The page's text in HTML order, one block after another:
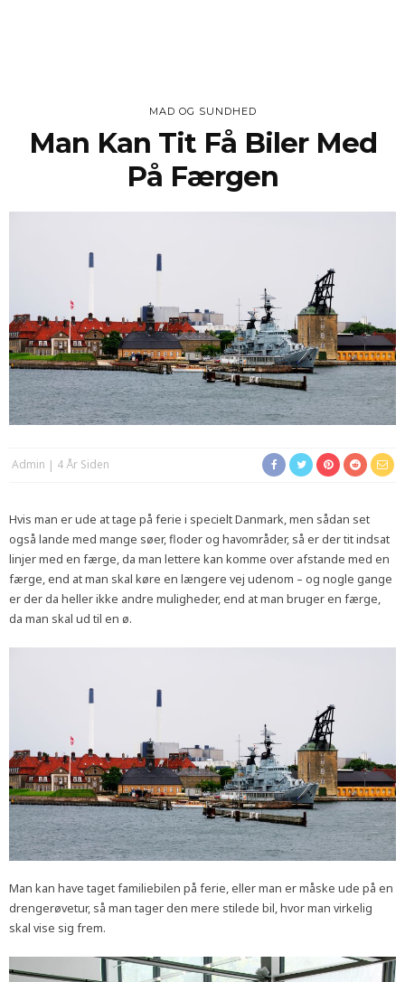
MAD OG SUNDHED
Man Kan Tit Få Biler Med
På Færgen
Admin 4 År Siden
Hvis man er ude at tage på ferie i specielt Danmark, men sådan set
også lande med mange søer, floder og havområder, så er der tit indsat
linjer med en færge, da man lettere kan komme over afstande med en
færge, end at man skal køre en længere vej udenom – og nogle gange
er der da heller ikke andre muligheder, end at man bruger en færge,
da man skal ud til en ø.
Man kan have taget familiebilen på ferie, eller man er måske ude på en
drengerøvetur, så man tager den mere stilede bil, hvor man virkelig
skal vise sig frem.